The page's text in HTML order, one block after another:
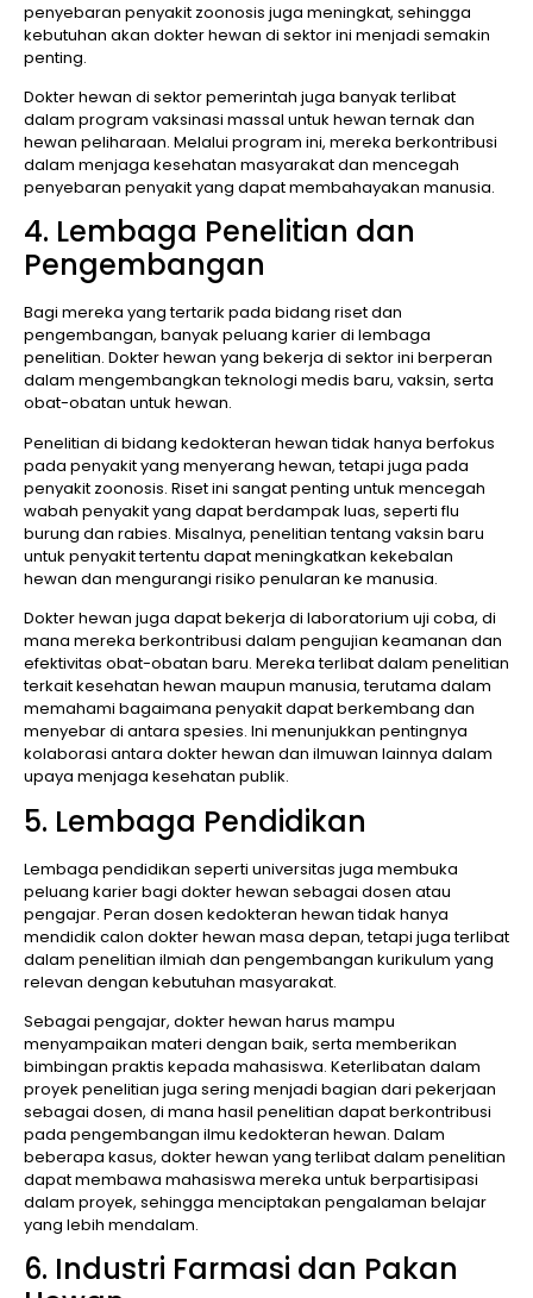
penyebaran penyakit zoonosis juga meningkat, sehingga
kebutuhan akan dokter hewan di sektor ini menjadi semakin
penting.
Dokter hewan di sektor pemerintah juga banyak terlibat
dalam program vaksinasi massal untuk hewan ternak dan
hewan peliharaan. Melalui program ini, mereka berkontribusi
dalam menjaga kesehatan masyarakat dan mencegah
penyebaran penyakit yang dapat membahayakan manusia.
4. Lembaga Penelitian dan
Pengembangan
Bagi mereka yang tertarik pada bidang riset dan
pengembangan, banyak peluang karier di lembaga
penelitian. Dokter hewan yang bekerja di sektor ini berperan
dalam mengembangkan teknologi medis baru, vaksin, serta
obat-obatan untuk hewan.
Penelitian di bidang kedokteran hewan tidak hanya berfokus
pada penyakit yang menyerang hewan, tetapi juga pada
penyakit zoonosis. Riset ini sangat penting untuk mencegah
wabah penyakit yang dapat berdampak luas, seperti flu
burung dan rabies. Misalnya, penelitian tentang vaksin baru
untuk penyakit tertentu dapat meningkatkan kekebalan
hewan dan mengurangi risiko penularan ke manusia.
Dokter hewan juga dapat bekerja di laboratorium uji coba, di
mana mereka berkontribusi dalam pengujian keamanan dan
efektivitas obat-obatan baru. Mereka terlibat dalam penelitian
terkait kesehatan hewan maupun manusia, terutama dalam
memahami bagaimana penyakit dapat berkembang dan
menyebar di antara spesies. Ini menunjukkan pentingnya
kolaborasi antara dokter hewan dan ilmuwan lainnya dalam
upaya menjaga kesehatan publik.
5. Lembaga Pendidikan
Lembaga pendidikan seperti universitas juga membuka
peluang karier bagi dokter hewan sebagai dosen atau
pengajar. Peran dosen kedokteran hewan tidak hanya
mendidik calon dokter hewan masa depan, tetapi juga terlibat
dalam penelitian ilmiah dan pengembangan kurikulum yang
relevan dengan kebutuhan masyarakat.
Sebagai pengajar, dokter hewan harus mampu
menyampaikan materi dengan baik, serta memberikan
bimbingan praktis kepada mahasiswa. Keterlibatan dalam
proyek penelitian juga sering menjadi bagian dari pekerjaan
sebagai dosen, di mana hasil penelitian dapat berkontribusi
pada pengembangan ilmu kedokteran hewan. Dalam
beberapa kasus, dokter hewan yang terlibat dalam penelitian
dapat membawa mahasiswa mereka untuk berpartisipasi
dalam proyek, sehingga menciptakan pengalaman belajar
yang lebih mendalam.
6. Industri Farmasi dan Pakan